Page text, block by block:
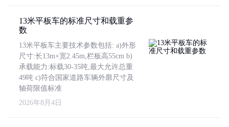
13米平板车的标准尺寸和载重参
数
13米平板车主要技术参数包括: a)外形
尺寸:长13m×宽2.45m,栏板高55cm b)
承载能力:标载30-35吨,最大允许总重
49吨 c)符合国家道路车辆外廓尺寸及
轴荷限值标准
2026年8月4日